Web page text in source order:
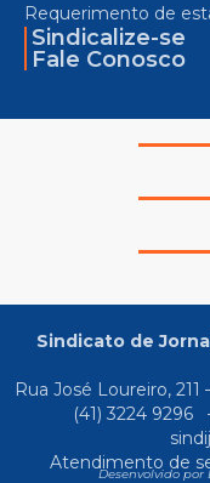
Requerimento de
Sindicalize-se
Fale Conosco
Sindicato de
Rua José Loureiro,
(41) 3224 9296
Atendimento de
Desenvolvido